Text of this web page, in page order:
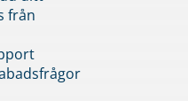
från